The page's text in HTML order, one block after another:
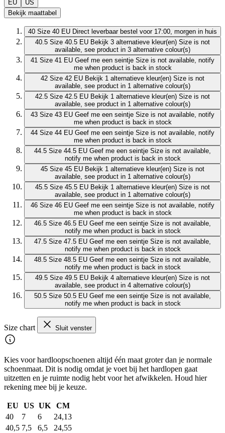
EU
US
Bekijk maattabel
40 Size 40 EU Direct leverbaar bestel voor 17:00, morgen in huis
40.5 Size 40.5 EU Bekijk 3 alternatieve kleur(en) Size is not
available, see product in 3 alternative colour(s)
41 Size 41 EU Geef me een seintje Size is not available, notify
me when product is back in stock
42 Size 42 EU Bekijk 1 alternatieve kleur(en) Size is not
available, see product in 1 alternative colour(s)
42.5 Size 42.5 EU Bekijk 1 alternatieve kleur(en) Size is not
available, see product in 1 alternative colour(s)
43 Size 43 EU Geef me een seintje Size is not available, notify
me when product is back in stock
44 Size 44 EU Geef me een seintje Size is not available, notify
me when product is back in stock
44.5 Size 44.5 EU Geef me een seintje Size is not available,
notify me when product is back in stock
45 Size 45 EU Bekijk 1 alternatieve kleur(en) Size is not
available, see product in 1 alternative colour(s)
45.5 Size 45.5 EU Bekijk 1 alternatieve kleur(en) Size is not
available, see product in 1 alternative colour(s)
46 Size 46 EU Geef me een seintje Size is not available, notify
me when product is back in stock
46.5 Size 46.5 EU Geef me een seintje Size is not available,
notify me when product is back in stock
47.5 Size 47.5 EU Geef me een seintje Size is not available,
notify me when product is back in stock
48.5 Size 48.5 EU Geef me een seintje Size is not available,
notify me when product is back in stock
49.5 Size 49.5 EU Bekijk 4 alternatieve kleur(en) Size is not
available, see product in 4 alternative colour(s)
50.5 Size 50.5 EU Geef me een seintje Size is not available,
notify me when product is back in stock
Size chart Sluit venster
Kies voor hardloopschoenen altijd één maat groter dan je normale
schoenmaat. Dit is nodig omdat je voet bij het hardlopen gaat
uitzetten en je ruimte nodig hebt voor het afwikkelen. Houd hier
rekening mee bij je keuze.
EU US UK
CM
40
7 6
24,13
40,5 7,5 6,5
24,55